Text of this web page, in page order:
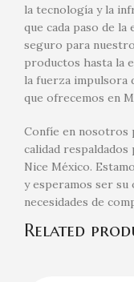
la tecnología y la
que cada paso de
seguro para
productos hasta la
la fuerza impulsora
que ofrecemos en
Confíe en nosotros
calidad
Nice México.
y esperamos ser
necesidades de
Related